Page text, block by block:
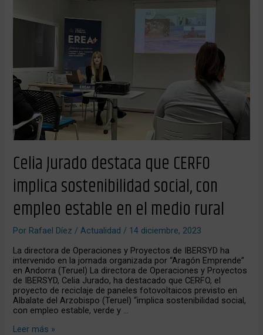
Celia Jurado destaca que CERFO
implica sostenibilidad social, con
empleo estable en el medio rural
Por Rafael Díez/Actualidad / 14 diciembre, 2023
La directora de Operaciones y Proyectos de IBERSYD ha
intervenido en la jornada organizada por “Aragón Emprende”
en Andorra (Teruel) La directora de Operaciones y Proyectos
de IBERSYD, Celia Jurado, ha destacado que CERFO, el
proyecto de reciclaje de paneles fotovoltaicos previsto en
Albalate del Arzobispo (Teruel) “implica sostenibilidad social,
con empleo estable, verde y …
implica
sostenibilidad
estable
en
el
medio
rural
Leer más »